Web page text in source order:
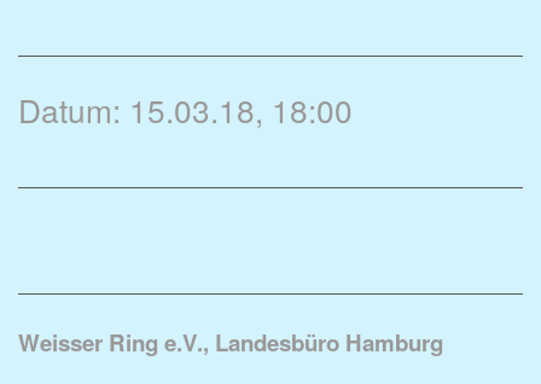
Datum: 15.03.18, 18:00
Weisser Ring e.V., Landesbüro Hamburg